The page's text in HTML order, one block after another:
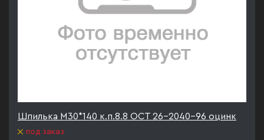
Шпилька М30*140 к.п.8.8 ОСТ 26-2040-96 оцинк
под заказ